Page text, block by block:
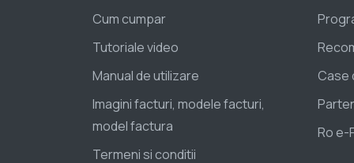
Cum cumpar
Tutoriale video
Manual de utilizare
Imagini facturi, modele facturi,
model factura
Termeni si conditii
Case
Ro e-